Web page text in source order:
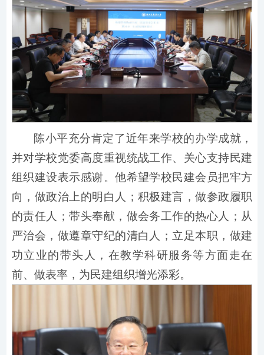
陈小平充分肯定了近年来学校的办学成就，
并对学校党委高度重视统战工作、关心支持民建
组织建设表示感谢。他希望学校民建会员把牢方
向，做政治上的明白人；积极建言，做参政履职
的责任人；带头奉献，做会务工作的热心人；从
严治会，做遵章守纪的清白人；立足本职，做建
功立业的带头人，在教学科研服务等方面走在
前、做表率，为民建组织增光添彩。